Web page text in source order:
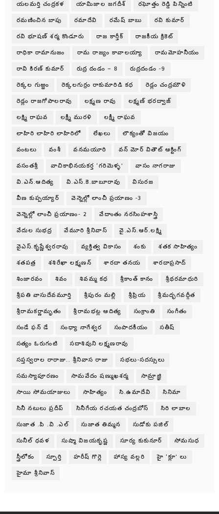
యలమర్తి చంద్రకళ యామిజాల జగదీశ్ రఘోత్తం రెడ్డి పిన్నింటి
రమణించిన బాపు రమాదేవి రమేష్ బాబు రవి కుమార్
రవి భూషణ్ శర్మ కొండూరు రాజ కార్తీక్ రాజకీయ క్రికెట్
రాధికా రామానుజం రామ రాజ్యం కావాలయ్యా రామమోహనీయం
రావి కిరణ్ కుమార్ రుద్ర దండం – 8 రుద్రదండం -9
రెక్కల గుఱ్ఱం రెక్కలగుర్రం రాకుమారిడి కధ రెడ్లం చంద్రమౌళి
రెడ్లం రాజగోపాలరావు లక్ష్మణ రావు లక్ష్మణ్ భరద్వాజ్
లక్ష్మి రాఘవ లక్ష్మీ మురళి లక్ష్మీ రాఘవ
లాహిరి లాహిరి లాహిరిలో లేఖలు లౌక్యంతో విజయం
వంటలు వంశీ వనమయూరి వన్ మోర్ వితౌట్ ఆక్టింగ్
వసంతశ్రీ వాచికాభినయకర్త ‘గరిమెళ్ళ’ వాసం నాగరాజు
వి.ఎన్.ఆదిత్య వి.ఎస్.కె.బాబూరావు విసురజ
వీణ కుప్పయ్యార్ వెన్నెల్లో లాంచీ ప్రయాణం -3
వెన్నెల్లో లాంచీ ప్రయాణం- 2 వేదాంతం నరసింహశాస్త్రి
వేదుల సుభద్ర వేమూరి శ్రీనివాస్ వై.ఎస్.ఆర్.లక్ష్మి
వైఎస్.కృష్ణేశ్వరరావు వ్యక్తిత్వ వికాసం శంకు శతక సాహిత్యం
శతపత్ర శశిరేఖా లక్ష్మణన్ శారదా తనయ శారదాప్రసాద్
శింజారవం శివం శివమ్మ కధ శ్రీకాంత్ కానం శ్రీథరమాధురి
శ్రీపతి వాసుదేవమూర్తి శ్రీపురం మల్లి శ్రీప్రియ శ్రీమద్భగవద్గీత
శ్రీరామకర్ణామృతం శ్రీరామభట్ల ఆదిత్య సంక్రాంతి సంగీతం
సండే ఫన్ డే సంధ్యా నాగేశ్వర సంపాదకీయం సతీష్
సత్యం ఓరుగంటి సదాశివుని లక్ష్మణరావు
సప్తస్వరాల రారాజు.. శ్రీనివాస రాజు సభలు-సదస్సులు
సమస్యాపూరణం సామవేదం షణ్ముఖశర్మ సామ్రాజ్ఞి
సాయి సోమయాజులు సాహిత్యం సి.ఉమాదేవి సినిమా
సినీ నటులు ప్రదీప్ సినీగేయ రచయత చంద్రబోస్ సిరి లాబాల
సుజాత .పి .వి .ఎల్ సుజాత తిమ్మన సుడోకు పజిల్
సునీల్ ధవళ సుష్మా విజయకృష్ణ సూర్య కుకునూర్ సోమసుధ
స్త్రీలోకం స్పూర్తి హరీష్ గొర్లె హాస్య వల్లరి హై ‘క్లూ’ లు
హైమా శ్రీనివాస్